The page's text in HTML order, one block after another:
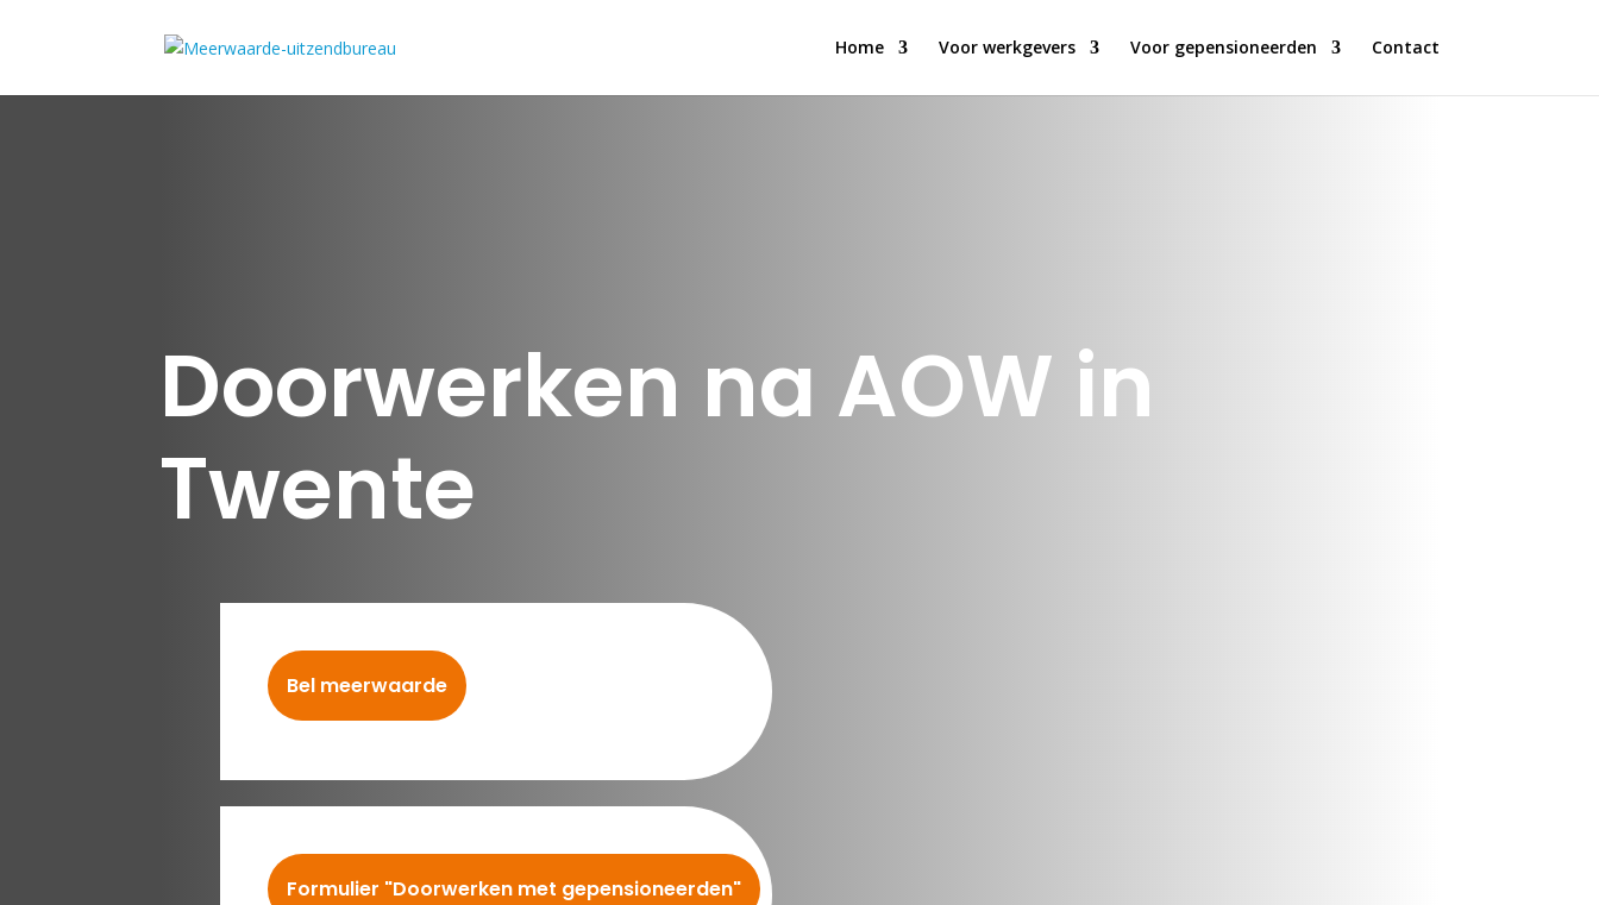
Home Voor werkgevers Voor gepensioneerden Contact
Doorwerken na AOW in
Twente
Bel meerwaarde
Formulier "Doorwerken met gepensioneerden"